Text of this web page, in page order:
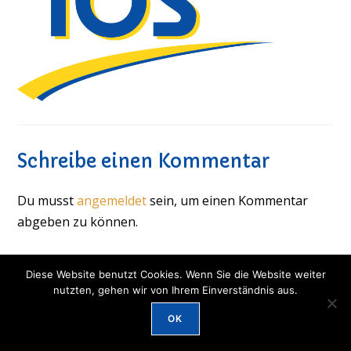
Schreibe einen Kommentar
Du musstangemeldetsein, um einen Kommentar
abgeben zu können.
© 2026 IOS München -Datenschutz und Impressum
Diese Website benutzt Cookies. Wenn Sie die Website weiter
nutzten, gehen wir von Ihrem Einverständnis aus.
OK